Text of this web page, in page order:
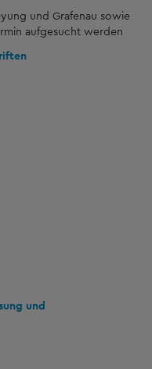
und Grafenau sowie
aufgesucht werden
und